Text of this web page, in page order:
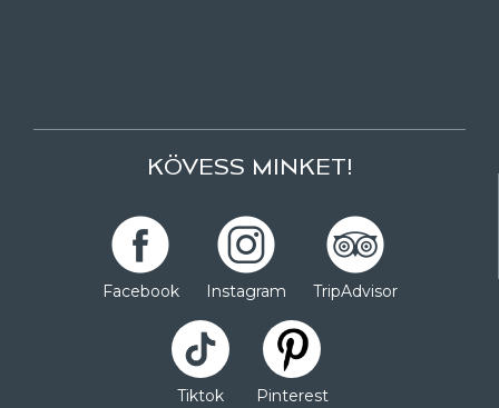
KÖVESS MINKET!
Facebook Instagram TripAdvisor
Tiktok Pinterest